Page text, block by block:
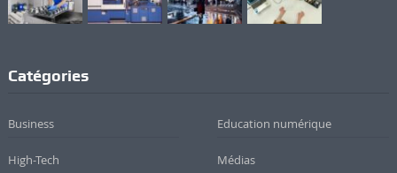
Catégories
Business Education numérique
High-Tech Médias